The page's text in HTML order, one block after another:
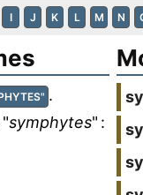
I J K L M N
.
symphytes" :